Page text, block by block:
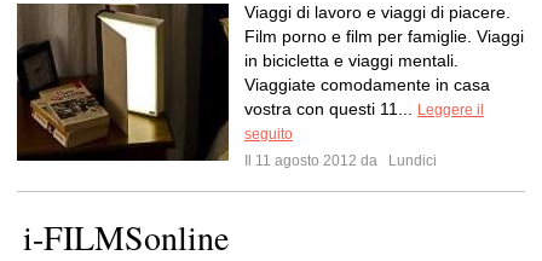
Viaggi di lavoro e viaggi di piacere.
Film porno e film per famiglie. Viaggi
in bicicletta e viaggi mentali.
Viaggiate comodamente in casa
vostra con questi 11...
Leggere il
seguito
Il 11 agosto 2012 da
Lundici
i-FILMSonline